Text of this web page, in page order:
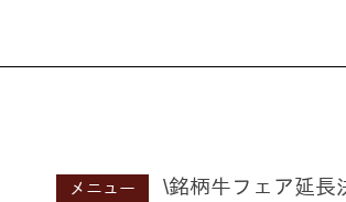
メニュー \銘柄牛フェア延長